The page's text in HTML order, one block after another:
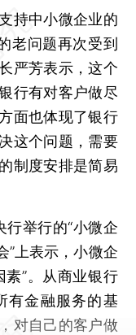
持中小微企业的
老问题再次受到
严芳表示，这个
行有对客户做尽
面也体现了银行
这个问题，需要
制度安排是简易
举行的“小微企
”上表示，小微企
素”。从商业银行
有金融服务的基
对自己的客户做